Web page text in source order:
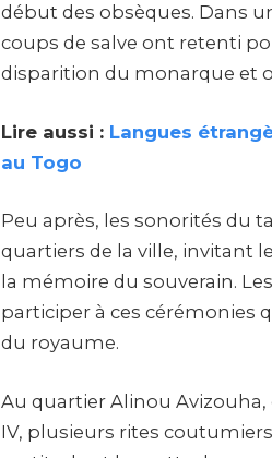
début des obsèques. Dans
coups de salve ont retenti
disparition du monarque et
Lire aussi : Langues
au Togo
Peu après, les sonorités du
quartiers de la ville, invitant
la mémoire du souverain.
participer à ces cérémonies
du royaume.
Au quartier Alinou
IV, plusieurs rites